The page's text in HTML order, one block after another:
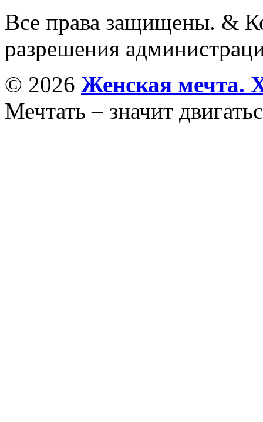
Все права защищены. &
разрешения
© 2026 Женская мечта.
Мечтать – значит